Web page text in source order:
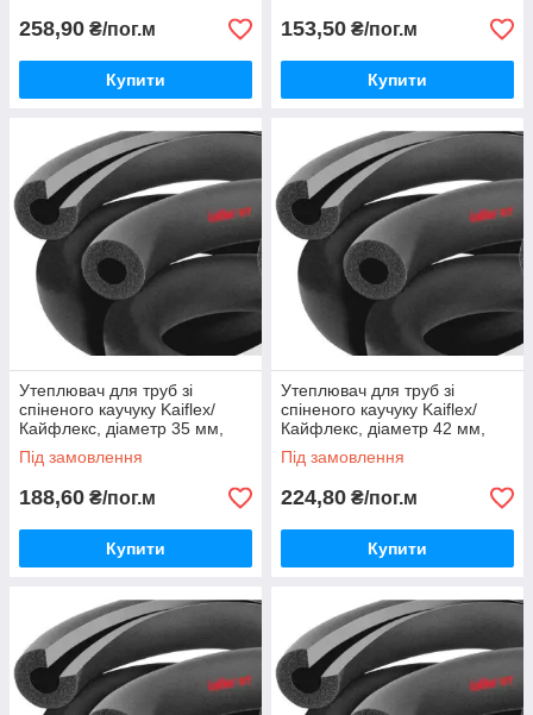
258,90 ₴/пог.м
Купити
153,50 ₴/пог.м
Купити
Утеплювач для труб зі
спіненого каучуку Kaiflex/
Кайфлекс, діаметр 35 мм,
товщина 19 мм.
Під замовлення
188,60 ₴/пог.м
Купити
Утеплювач для труб зі
спіненого каучуку Kaiflex/
Кайфлекс, діаметр 42 мм,
товщина 19 мм.
Під замовлення
224,80 ₴/пог.м
Купити